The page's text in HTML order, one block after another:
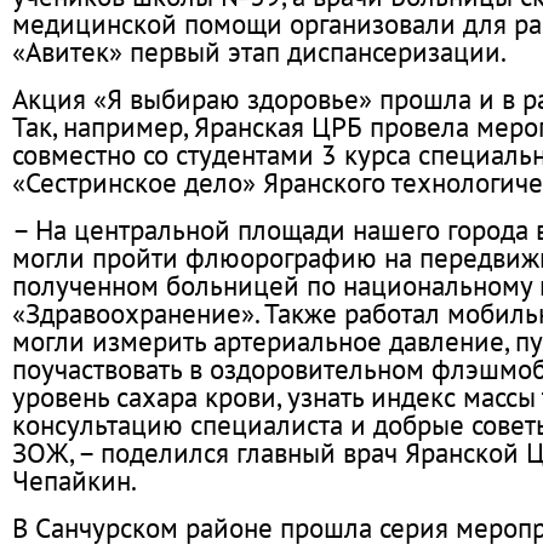
медицинской помощи организовали для
«Авитек» первый этап диспансеризации.
Акция «Я выбираю здоровье» прошла и в
Так, например, Яранская ЦРБ провела
совместно со студентами 3 курса
«Сестринское дело» Яранского
– На центральной площади нашего
могли пройти флюорографию на
полученном больницей по национальному
«Здравоохранение». Также работал
могли измерить артериальное давление,
поучаствовать в оздоровительном
уровень сахара крови, узнать индекс массы
консультацию специалиста и добрые
ЗОЖ, – поделился главный врач Яранской
Чепайкин.
В Санчурском районе прошла серия